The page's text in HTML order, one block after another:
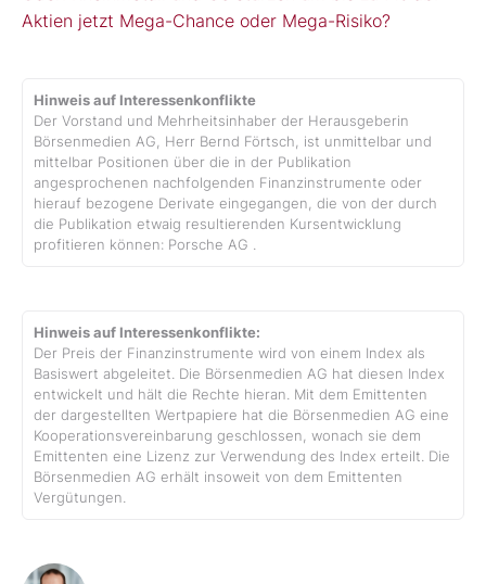
Aktien jetzt Mega-Chance oder Mega-Risiko?
Hinweis auf Interessenkonflikte
Der Vorstand und Mehrheitsinhaber der Herausgeberin
Börsenmedien AG, Herr Bernd Förtsch, ist unmittelbar und
mittelbar Positionen über die in der Publikation
angesprochenen nachfolgenden Finanzinstrumente oder
hierauf bezogene Derivate eingegangen, die von der durch
die Publikation etwaig resultierenden Kursentwicklung
profitieren können: Porsche AG .
Hinweis auf Interessenkonflikte:
Der Preis der Finanzinstrumente wird von einem Index als
Basiswert abgeleitet. Die Börsenmedien AG hat diesen Index
entwickelt und hält die Rechte hieran. Mit dem Emittenten
der dargestellten Wertpapiere hat die Börsenmedien AG eine
Kooperationsvereinbarung geschlossen, wonach sie dem
Emittenten eine Lizenz zur Verwendung des Index erteilt. Die
Börsenmedien AG erhält insoweit von dem Emittenten
Vergütungen.